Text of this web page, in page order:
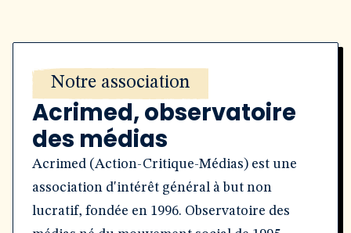
Notre association
Acrimed, observatoire
des médias
Acrimed (Action-Critique-Médias) est une
association d'intérêt général à but non
lucratif, fondée en 1996. Observatoire des